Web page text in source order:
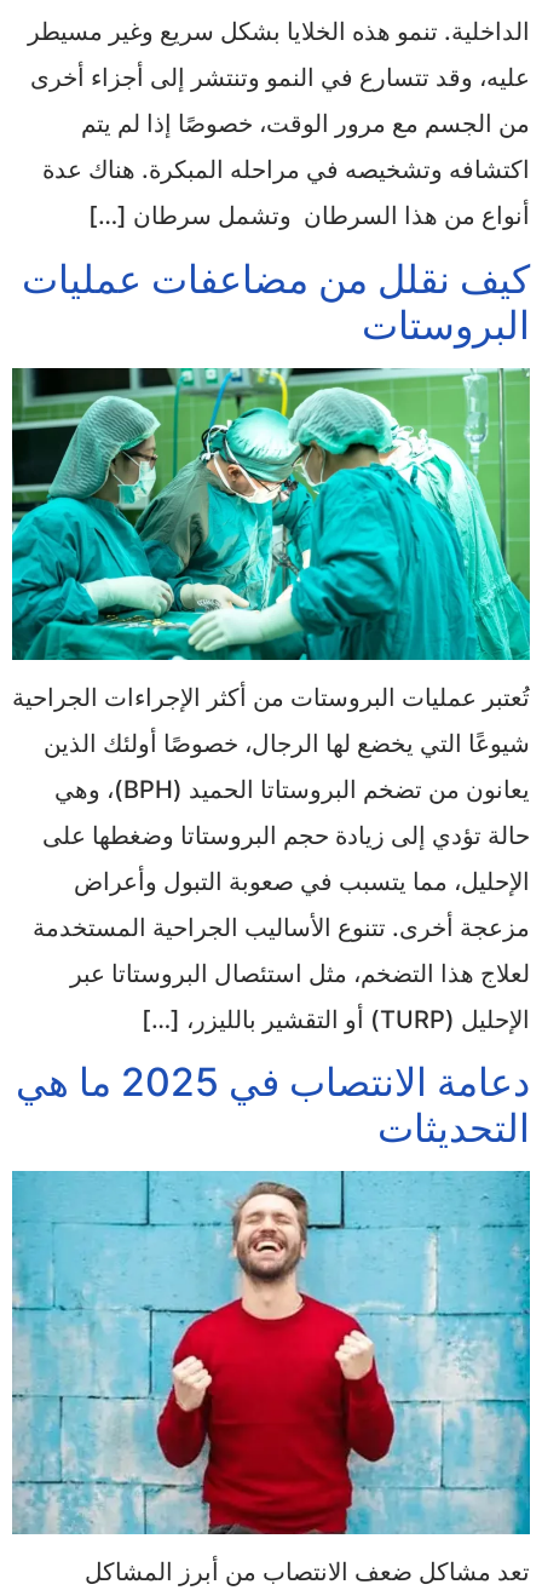
الداخلية. تنمو هذه الخلايا بشكل سريع وغير مسيطر
عليه، وقد تتسارع في النمو وتنتشر إلى أجزاء أخرى
من الجسم مع مرور الوقت، خصوصًا إذا لم يتم
اكتشافه وتشخيصه في مراحله المبكرة. هناك عدة
أنواع من هذا السرطان وتشمل سرطان […]
كيف نقلل من مضاعفات عمليات
البروستات
تُعتبر عمليات البروستات من أكثر الإجراءات الجراحية
شيوعًا التي يخضع لها الرجال، خصوصًا أولئك الذين
يعانون من تضخم البروستاتا الحميد (BPH)، وهي
حالة تؤدي إلى زيادة حجم البروستاتا وضغطها على
الإحليل، مما يتسبب في صعوبة التبول وأعراض
مزعجة أخرى. تتنوع الأساليب الجراحية المستخدمة
لعلاج هذا التضخم، مثل استئصال البروستاتا عبر
الإحليل (TURP) أو التقشير بالليزر، […]
دعامة الانتصاب في 2025 ما هي
التحديثات
تعد مشاكل ضعف الانتصاب من أبرز المشاكل